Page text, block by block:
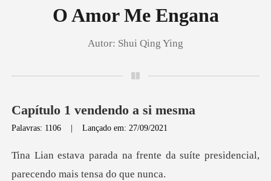
Histórico
O Amor Me Engana
Autor: Shui Qing Ying
Capítulo 1 vendendo a si mesma
Palavras: 1106 |Lançado em: 27/09/2021
nte da suíte presidencial,
par